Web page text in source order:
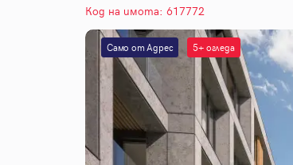
Код на имота: 617772
Само от Адрес 5+ огледа